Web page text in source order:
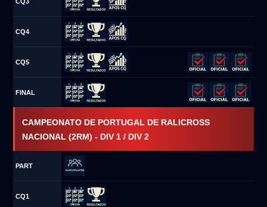
CQ4
CQ5
FINAL
CAMPEONATO DE PORTUGAL DE RALICROSS
NACIONAL (2RM) - DIV 1 / DIV 2
PART
CQ1